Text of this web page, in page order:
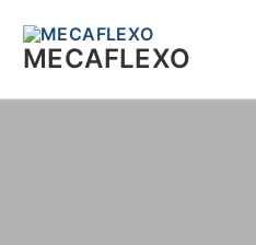
MECAFLEXO